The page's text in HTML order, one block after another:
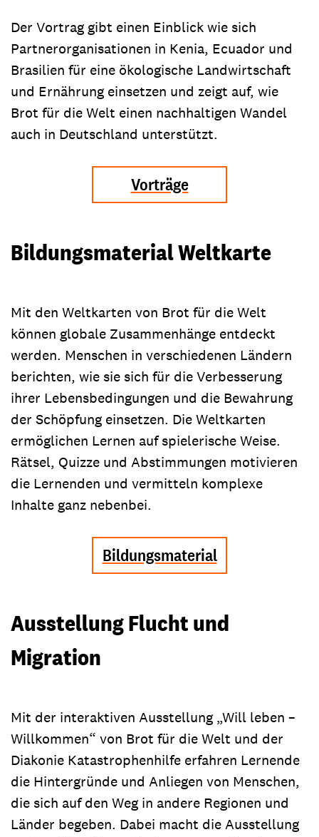
Der Vortrag gibt einen Einblick wie sich
Partnerorganisationen in Kenia, Ecuador und
Brasilien für eine ökologische Landwirtschaft
und Ernährung einsetzen und zeigt auf, wie
Brot für die Welt einen nachhaltigen Wandel
auch in Deutschland unterstützt.
Vorträge
Bildungsmaterial Weltkarte
Mit den Weltkarten von Brot für die Welt
können globale Zusammenhänge entdeckt
werden. Menschen in verschiedenen Ländern
berichten, wie sie sich für die Verbesserung
ihrer Lebensbedingungen und die Bewahrung
der Schöpfung einsetzen. Die Weltkarten
ermöglichen Lernen auf spielerische Weise.
Rätsel, Quizze und Abstimmungen motivieren
die Lernenden und vermitteln komplexe
Inhalte ganz nebenbei.
Bildungsmaterial
Ausstellung Flucht und
Migration
Mit der interaktiven Ausstellung „Will leben –
Willkommen“ von Brot für die Welt und der
Diakonie Katastrophenhilfe erfahren Lernende
die Hintergründe und Anliegen von Menschen,
die sich auf den Weg in andere Regionen und
Länder begeben. Dabei macht die Ausstellung